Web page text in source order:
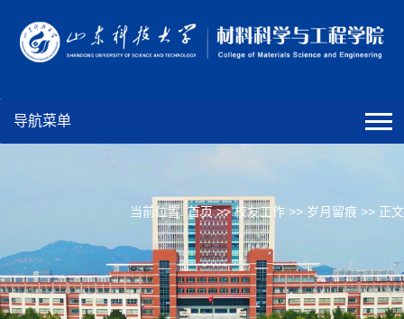
导航菜单
当前位置: 首页>>校友工作 >> 岁月留痕 >> 正文